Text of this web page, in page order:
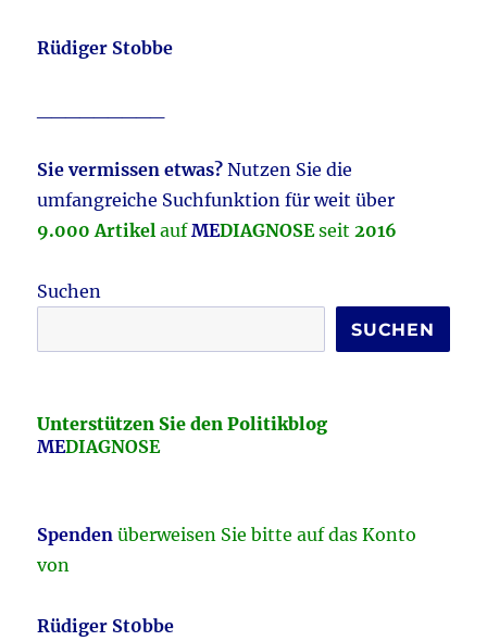
Rüdiger Stobbe
Sie vermissen etwas? Nutzen Sie die
umfangreiche Suchfunktion für weit über
9.000 Artikelauf MEDIAGNOSEseit 2016
Suchen
SUCHEN
Unterstützen Sie den Politikblog
MEDIAGNOSE
Spenden überweisen Sie bitte auf das Konto
von
Rüdiger St0bbe